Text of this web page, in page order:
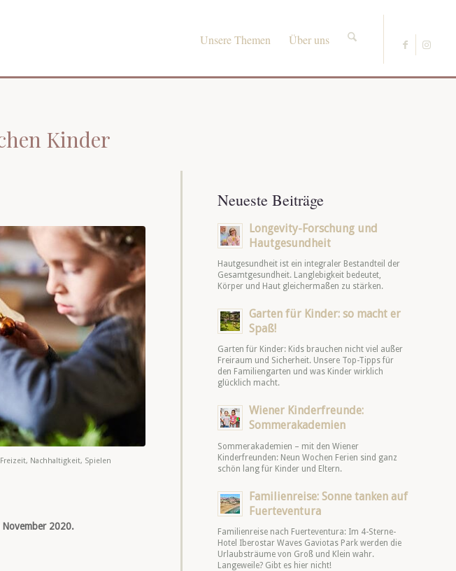
Unsere Themen Über uns
Kinder
Freizeit, Nachhaltigkeit, Spielen
November 2020.
Neueste Beiträge
Longevity-Forschung und
Hautgesundheit
Hautgesundheit ist ein integraler Bestandteil der
Gesamtgesundheit. Langlebigkeit bedeutet,
Körper und Haut gleichermaßen zu stärken.
Garten für Kinder: so macht er
Spaß!
Garten für Kinder: Kids brauchen nicht viel außer
Freiraum und Sicherheit. Unsere Top-Tipps für
den Familiengarten und was Kinder wirklich
glücklich macht.
Wiener Kinderfreunde:
Sommerakademien
Sommerakademien – mit den Wiener
Kinderfreunden: Neun Wochen Ferien sind ganz
schön lang für Kinder und Eltern.
Familienreise: Sonne tanken auf
Fuerteventura
Familienreise nach Fuerteventura: Im 4-Sterne-
Hotel Iberostar Waves Gaviotas Park werden die
Urlaubsträume von Groß und Klein wahr.
Langeweile? Gibt es hier nicht!